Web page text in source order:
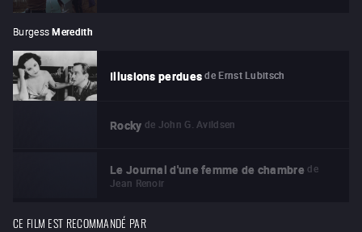
Burgess Meredith
Illusions perdues de Ernst Lubitsch
Rocky de John G. Avildsen
Le Journal d'une femme de chambre de
Jean Renoir
CE FILM EST RECOMMANDÉ PAR